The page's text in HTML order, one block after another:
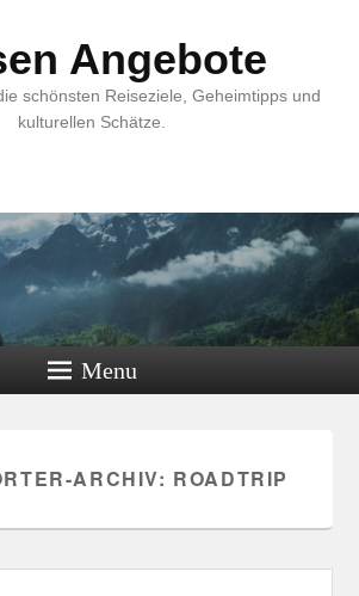
Angebote
schönsten Reiseziele, Geheimtipps und
kulturellen Schätze.
Menu
ARCHIV: ROADTRIP